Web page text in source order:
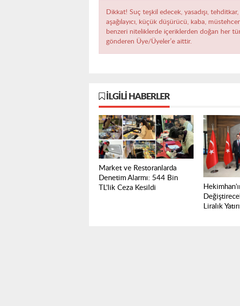
Dikkat! Suç teşkil edecek, yasadışı,
aşağılayıcı, küçük düşürücü, kaba,
benzeri niteliklerde içeriklerden doğan her
gönderen Üye/Üyeler’e aittir.
İLGILI HABERLER
Market ve Restoranlarda
Denetim Alarmı: 544 Bin
TL’lik Ceza Kesildi
Liralık